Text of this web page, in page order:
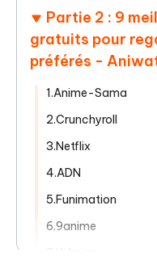
Partie 2 : 9
gratuits pour
préférés -
1.Anime-Sama
2.Crunchyroll
3.Netflix
4.ADN
5.Funimation
6.9anime